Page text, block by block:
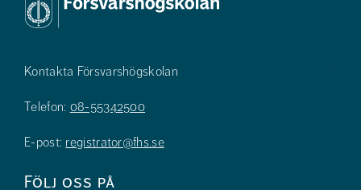
Kontakta Försvarshögskolan
Telefon: 08-55342500
E-post: registrator@fhs.se
Följ oss på